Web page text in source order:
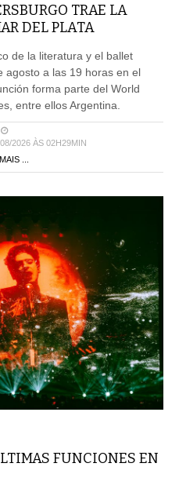
TRAE LA
DEL PLATA
de la literatura y el ballet
agosto a las 19 horas en el
forma parte del World
entre ellos Argentina.
2026 ÀS 02H29MIN
...
FUNCIONES EN